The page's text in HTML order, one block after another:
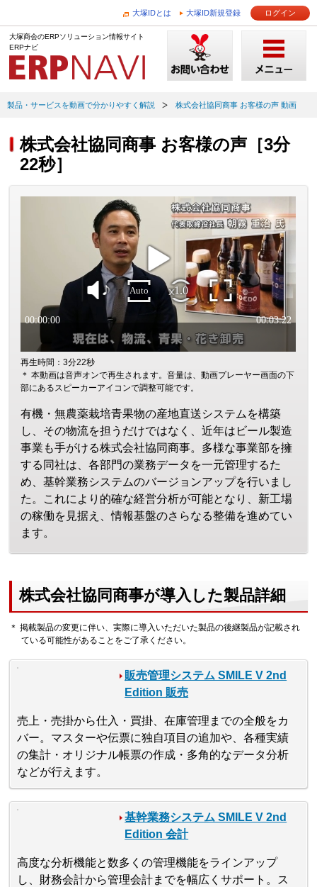
大塚IDとは 大塚ID新規登録 ログイン
大塚商会のERPソリューション情報サイト
ERPナビ
製品・サービスを動画で分かりやすく解説 株式会社協同商事 お客様の声 動画
株式会社協同商事 お客様の声［3分
22秒］
再生時間：3分22秒
＊ 本動画は音声オンで再生されます。音量は、動画プレーヤー画面の下
部にあるスピーカーアイコンで調整可能です。
有機・無農薬栽培青果物の産地直送システムを構築
し、その物流を担うだけではなく、近年はビール製造
事業も手がける株式会社協同商事。多様な事業部を擁
する同社は、各部門の業務データを一元管理するた
め、基幹業務システムのバージョンアップを行いまし
た。これにより的確な経営分析が可能となり、新工場
の稼働を見据え、情報基盤のさらなる整備を進めてい
ます。
株式会社協同商事が導入した製品詳細
＊ 掲載製品の変更に伴い、実際に導入いただいた製品の後継製品が記載され
ている可能性があることをご了承ください。
販売管理システム SMILE V 2nd
Edition 販売
売上・売掛から仕入・買掛、在庫管理までの全般をカ
バー。マスターや伝票に独自項目の追加や、各種実績
の集計・オリジナル帳票の作成・多角的なデータ分析
などが行えます。
基幹業務システム SMILE V 2nd
Edition 会計
高度な分析機能と数多くの管理機能をラインアップ
し、財務会計から管理会計までを幅広くサポート。ス